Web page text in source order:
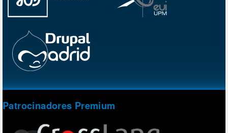
Patrocinadores Premium